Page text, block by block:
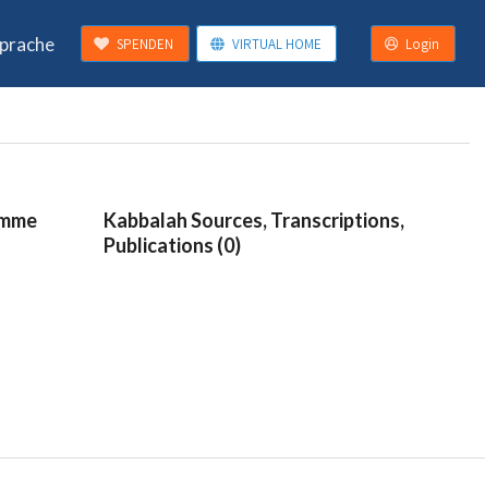
SPENDEN VIRTUAL HOME Login
Kabbalah Sources, Transcriptions,
Publications (0)